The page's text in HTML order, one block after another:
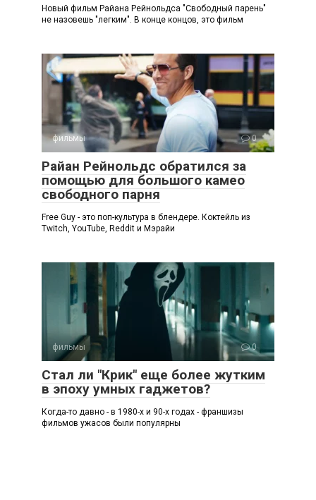
Новый фильм Райана Рейнольдса "Свободный парень"
не назовешь "легким". В конце концов, это фильм
фильмы 0
Райан Рейнольдс обратился за
помощью для большого камео
свободного парня
Free Guy - это поп-культура в блендере. Коктейль из
Twitch, YouTube, Reddit и Мэрайи
фильмы 0
Стал ли "Крик" еще более жутким
в эпоху умных гаджетов?
Когда-то давно - в 1980-х и 90-х годах - франшизы
фильмов ужасов были популярны